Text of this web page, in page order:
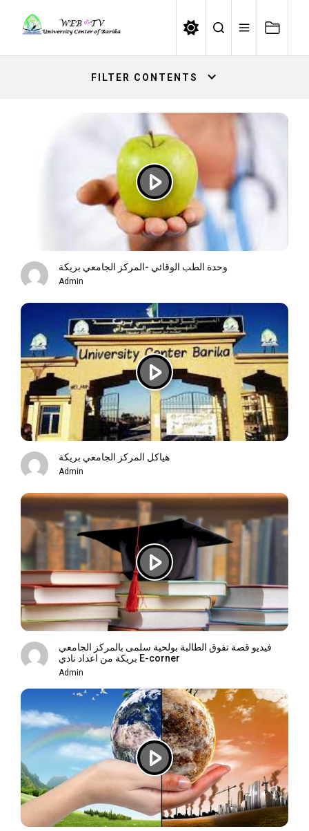
content
FILTER CONTENTS
وحدة الطب الوقائي -المركز الجامعي بريكة
Admin
هياكل المركز الجامعي بريكة
Admin
فيديو قصة تفوق الطالبة بولحية سلمى بالمركز الجامعي
بريكة من اعداد نادي E-corner
Admin